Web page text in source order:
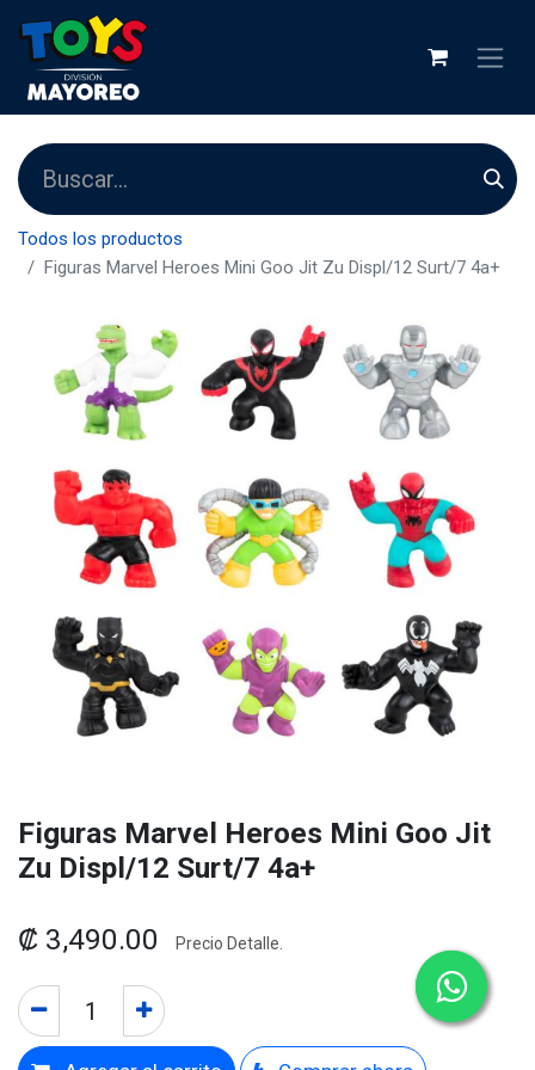
Todos los productos
Figuras Marvel Heroes Mini Goo Jit Zu Displ/12 Surt/7 4a+
Figuras Marvel Heroes Mini Goo Jit
Zu Displ/12 Surt/7 4a+
₡ 3,490.00 Precio Detalle.